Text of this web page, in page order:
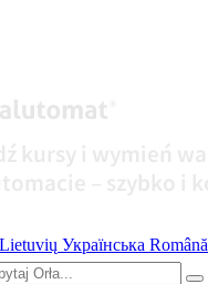
Lietuvių Українська Română